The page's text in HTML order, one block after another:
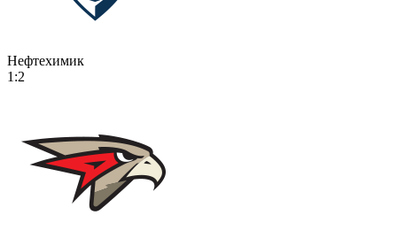
Нефтехимик
1:2